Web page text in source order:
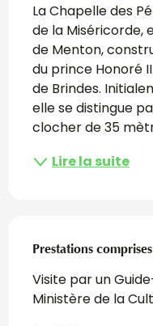
La Chapelle des
de la Miséricorde,
de Menton,
du prince Honoré
de Brindes.
elle se distingue
clocher de 35
Lire la suite
Prestations comprises
Prestations comprises
Visite par un
Ministère de la